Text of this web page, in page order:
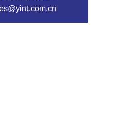
10hits 8/20μs (KA)